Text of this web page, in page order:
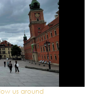
us around